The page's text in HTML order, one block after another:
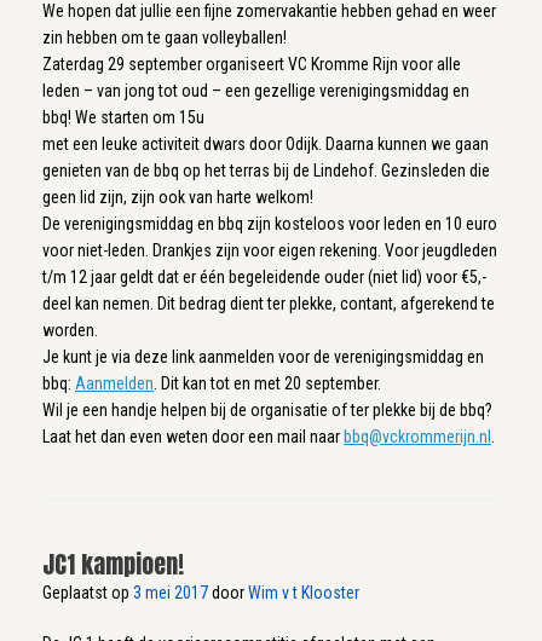
We hopen dat jullie een fijne zomervakantie hebben gehad en weer
zin hebben om te gaan volleyballen!
Zaterdag 29 september organiseert VC Kromme Rijn voor alle
leden – van jong tot oud – een gezellige verenigingsmiddag en
bbq! We starten om 15u
met een leuke activiteit dwars door Odijk. Daarna kunnen we gaan
genieten van de bbq op het terras bij de Lindehof. Gezinsleden die
geen lid zijn, zijn ook van harte welkom!
De verenigingsmiddag en bbq zijn kosteloos voor leden en 10 euro
voor niet-leden. Drankjes zijn voor eigen rekening. Voor jeugdleden
t/m 12 jaar geldt dat er één begeleidende ouder (niet lid) voor €5,-
deel kan nemen. Dit bedrag dient ter plekke, contant, afgerekend te
worden.
Je kunt je via deze link aanmelden voor de verenigingsmiddag en
bbq: Aanmelden . Dit kan tot en met 20 september.
Wil je een handje helpen bij de organisatie of ter plekke bij de bbq?
Laat het dan even weten door een mail naar bbq@vckrommerijn.nl
JC1 kampioen!
Geplaatst op 3 mei 2017doorWim v t Klooster